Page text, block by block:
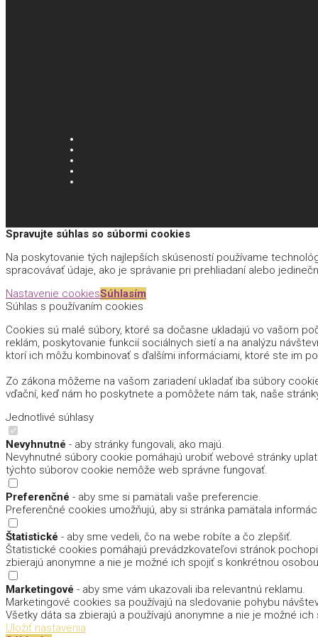
Spravujte súhlas so súbormi cookies
Na poskytovanie tých najlepších skúseností používame
spracovávať údaje, ako je správanie pri prehliadaní alebo
Nastavenie cookiesSúhlasím
Súhlas s používaním cookies
Cookies sú malé súbory, ktoré sa dočasne ukladajú vo vašom
reklám, poskytovanie funkcií sociálnych sietí a na analýzu
ktorí ich môžu kombinovať s ďalšími informáciami, ktoré ste im
Zo zákona môžeme na vašom zariadení ukladať iba súbory
vďační, keď nám ho poskytnete a pomôžete nám tak, naše
Jednotlivé súhlasy
Nevyhnutné - aby stránky fungovali, ako majú.
Nevyhnutné súbory cookie pomáhajú urobiť webové stránky
týchto súborov cookie nemôže web správne fungovať.
Preferenčné - aby sme si pamätali vaše preferencie.
Preferenčné cookies umožňujú, aby si stránka pamätala
Štatistické - aby sme vedeli, čo na webe robíte a čo zlepšiť.
Štatistické cookies pomáhajú prevádzkovateľovi stránok
zbierajú anonymne a nie je možné ich spojiť s konkrétnou
Marketingové - aby sme vám ukazovali iba relevantnú reklamu.
Marketingové cookies sa používajú na sledovanie pohybu
Všetky dáta sa zbierajú a používajú anonymne a nie je možné
Uložiť nastavenia